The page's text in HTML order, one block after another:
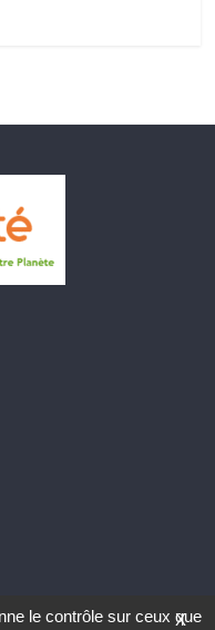
X
le contrôle sur ceux que